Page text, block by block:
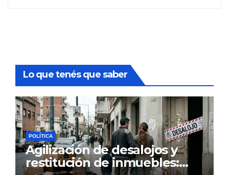
Lo que tenés que saber
POLÍTICA
Agilización de desalojos y
restitución de inmuebles: